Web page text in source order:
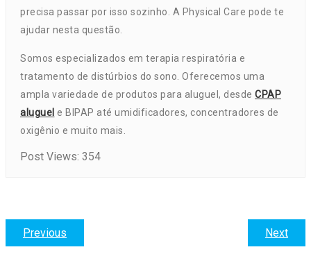
precisa passar por isso sozinho. A Physical Care pode te
ajudar nesta questão.
Somos especializados em terapia respiratória e
tratamento de distúrbios do sono. Oferecemos uma
ampla variedade de produtos para aluguel, desde CPAP
aluguel e BIPAP até umidificadores, concentradores de
oxigênio e muito mais.
Post Views: 354
Navegação
Previous
post:
Next